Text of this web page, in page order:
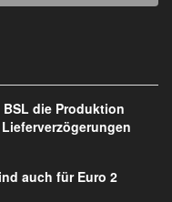
die Produktion
auch für Euro 2